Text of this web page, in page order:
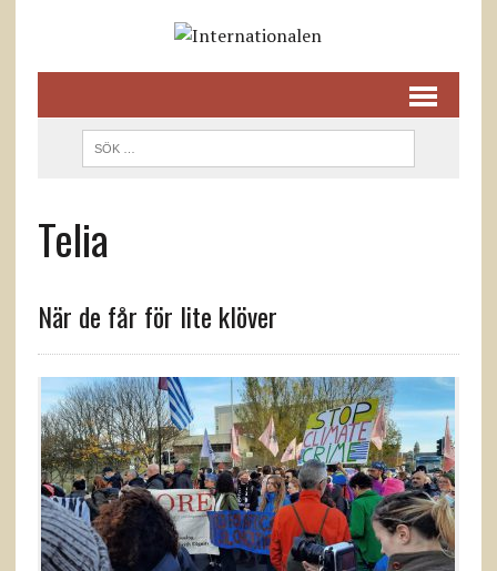
Telia
När de får för lite klöver